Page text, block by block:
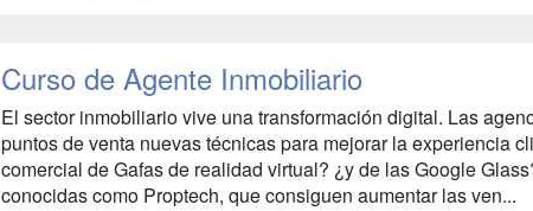
Curso de Agente Inmobiliario
El sector inmobiliario vive una transformación digital. Las
puntos de venta nuevas técnicas para mejorar la experiencia
comercial de Gafas de realidad virtual? ¿y de las Google
conocidas como Proptech, que consiguen aumentar las ven...